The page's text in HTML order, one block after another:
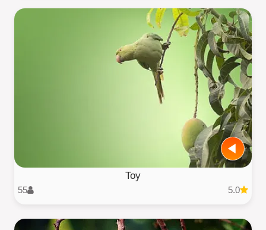
Toy
5.0
55